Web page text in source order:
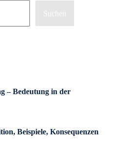
Suchen
– Bedeutung in der
Beispiele, Konsequenzen